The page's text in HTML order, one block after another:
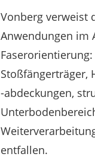
Vonberg verweist
Anwendungen im
Stoßfängerträger,
-abdeckungen,
entfallen.